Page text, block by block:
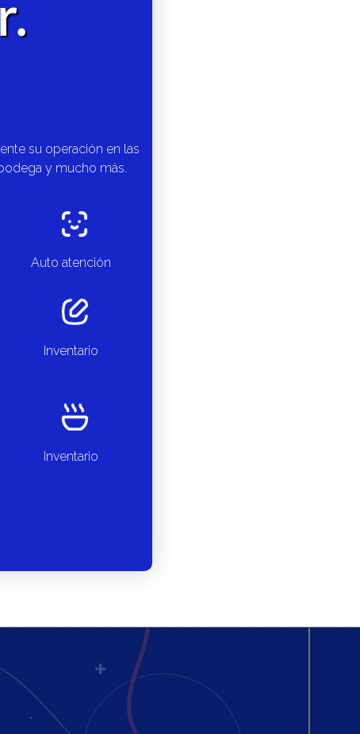
su operación en las
y mucho más.
Auto atención
Inventario
Inventario